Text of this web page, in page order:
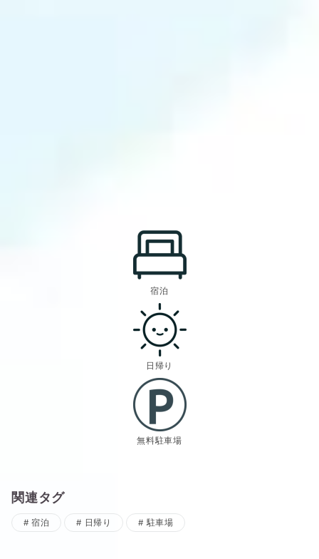
宿泊
日帰り
無料駐車場
関連タグ
宿泊 日帰り 駐車場